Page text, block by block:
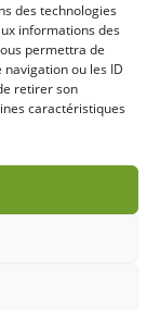
des technologies
informations des
permettra de
ou les ID
retirer son
caractéristiques